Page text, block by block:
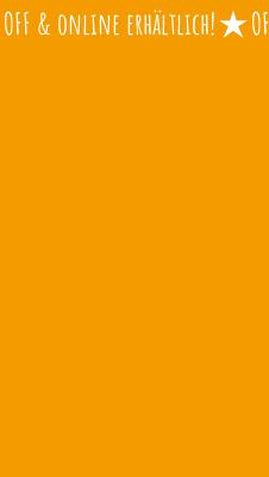
OFF & online erhältlich!